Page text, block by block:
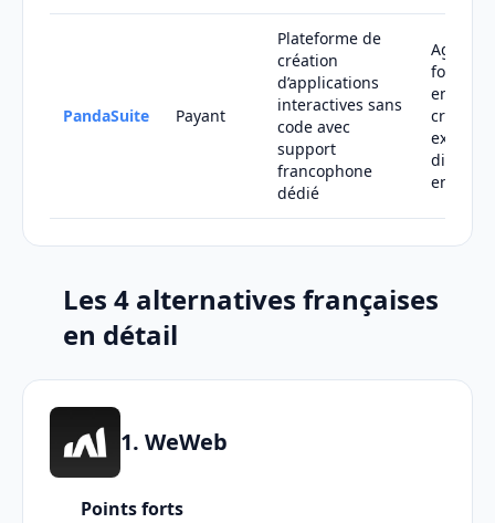
PandaSuite Payant
Plateforme de
création
d’applications
interactives sans
code avec
support
francophone
dédié
créant
digitales
Les 4 alternatives françaises
en détail
1. WeWeb
Points forts